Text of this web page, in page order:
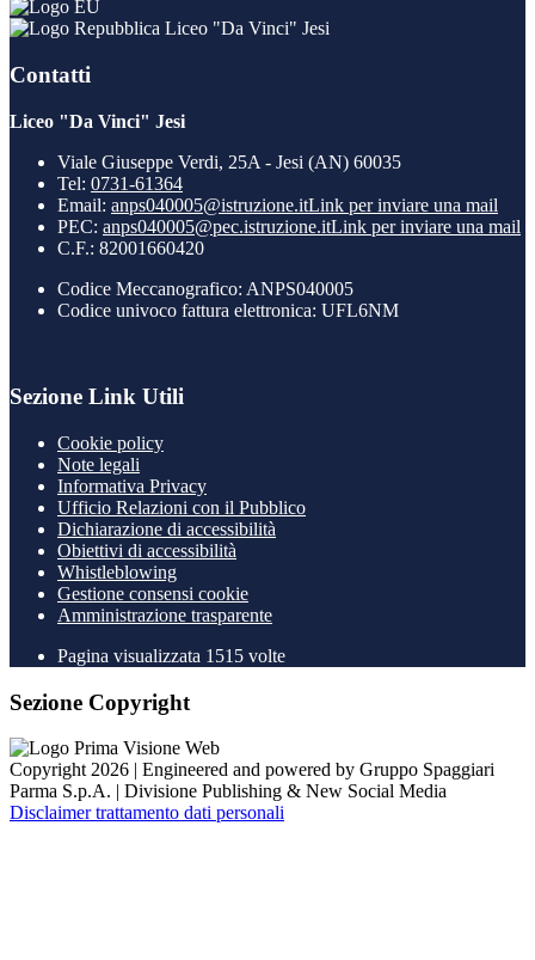
Liceo "Da Vinci" Jesi
Contatti
Liceo "Da Vinci" Jesi
Viale Giuseppe Verdi, 25A - Jesi (AN) 60035
Tel: 0731-61364
Email: anps040005@istruzione.itLink per inviare una mail
PEC: anps040005@pec.istruzione.itLink per inviare una mail
C.F.: 82001660420
Codice Meccanografico: ANPS040005
Codice univoco fattura elettronica: UFL6NM
Sezione Link Utili
Cookie policy
Note legali
Informativa Privacy
Ufficio Relazioni con il Pubblico
Dichiarazione di accessibilità
Obiettivi di accessibilità
Whistleblowing
Gestione consensi cookie
Amministrazione trasparente
Pagina visualizzata 1515 volte
Sezione Copyright
Copyright 2026 | Engineered and powered by Gruppo Spaggiari
Parma S.p.A. | Divisione Publishing & New Social Media
Disclaimer trattamento dati personali